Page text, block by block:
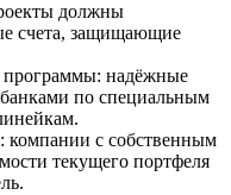
должны
счета, защищающие
надёжные
по специальным
компании с собственным
текущего портфеля